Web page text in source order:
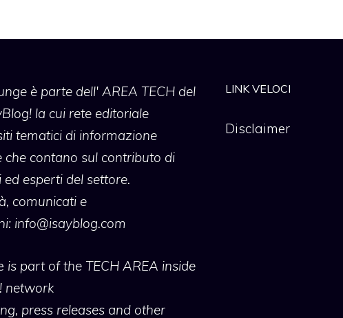
è parte dell' AREA TECH del
la cui rete editoriale
tematici di informazione
che contano sul contributo di
esperti del settore.
comunicati e
info@isayblog.com
is part of the TECH AREA inside
network
press releases and other
LINK VELOCI
Disclaimer